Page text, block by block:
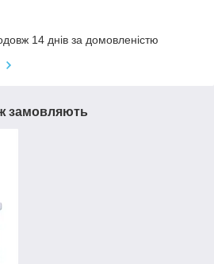
14 днів за домовленістю
замовляють